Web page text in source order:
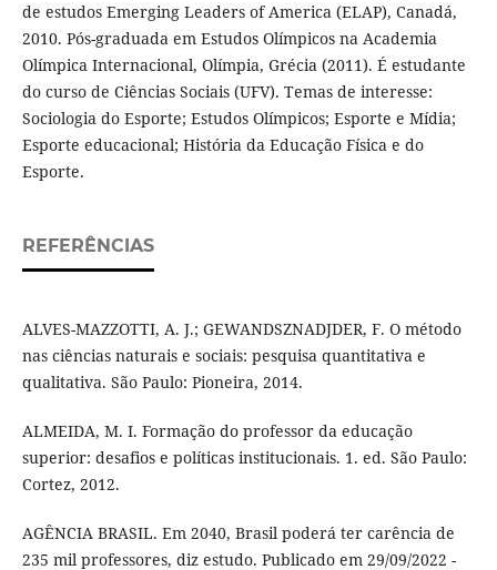
de estudos Emerging Leaders of America (ELAP), Canadá,
2010. Pós-graduada em Estudos Olímpicos na Academia
Olímpica Internacional, Olímpia, Grécia (2011). É estudante
do curso de Ciências Sociais (UFV). Temas de interesse:
Sociologia do Esporte; Estudos Olímpicos; Esporte e Mídia;
Esporte educacional; História da Educação Física e do
Esporte.
REFERÊNCIAS
ALVES-MAZZOTTI, A. J.; GEWANDSZNADJDER, F. O método
nas ciências naturais e sociais: pesquisa quantitativa e
qualitativa. São Paulo: Pioneira, 2014.
ALMEIDA, M. I. Formação do professor da educação
superior: desafios e políticas institucionais. 1. ed. São Paulo:
Cortez, 2012.
AGÊNCIA BRASIL. Em 2040, Brasil poderá ter carência de
235 mil professores, diz estudo. Publicado em 29/09/2022 -